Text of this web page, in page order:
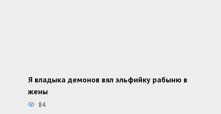
Я владыка демонов вял эльфийку рабыню в
жены
84